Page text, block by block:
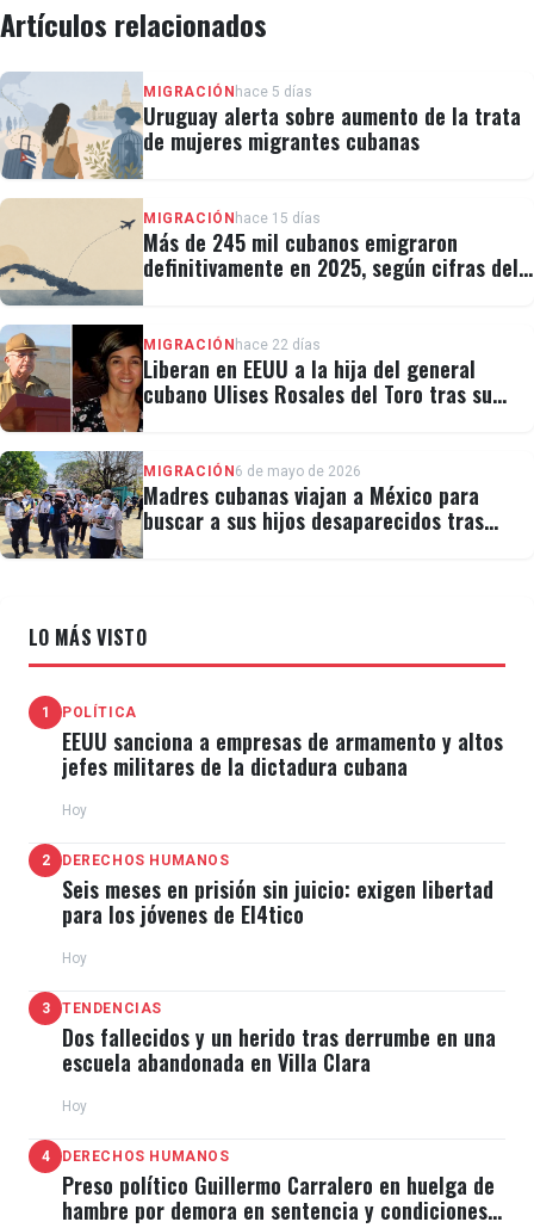
Artículos relacionados
MIGRACIÓN hace 5 días
Uruguay alerta sobre aumento de la trata
de mujeres migrantes cubanas
MIGRACIÓN hace 15 días
Más de 245 mil cubanos emigraron
definitivamente en 2025, según cifras del
MIGRACIÓN hace 22 días
Liberan en EEUU a la hija del general
cubano Ulises Rosales del Toro tras su
MIGRACIÓN 6 de mayo de 2026
Madres cubanas viajan a México para
buscar a sus hijos desaparecidos tras
LO MÁS VISTO
1 POLÍTICA
EEUU sanciona a empresas de armamento y altos
jefes militares de la dictadura cubana
Hoy
2 DERECHOS HUMANOS
Seis meses en prisión sin juicio: exigen libertad
para los jóvenes de El4tico
Hoy
3 TENDENCIAS
Dos fallecidos y un herido tras derrumbe en una
escuela abandonada en Villa Clara
Hoy
4 DERECHOS HUMANOS
Preso político Guillermo Carralero en huelga de
hambre por demora en sentencia y condiciones